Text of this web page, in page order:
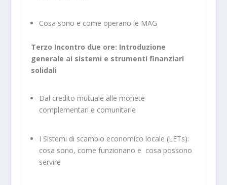
Cosa sono e come operano le MAG
Terzo Incontro due ore: Introduzione
generale ai sistemi e strumenti finanziari
solidali
Dal credito mutuale alle monete
complementari e comunitarie
I Sistemi di scambio economico locale (LETs):
cosa sono, come funzionano e cosa possono
servire